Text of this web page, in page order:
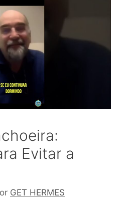
Evitar a
GET HERMES